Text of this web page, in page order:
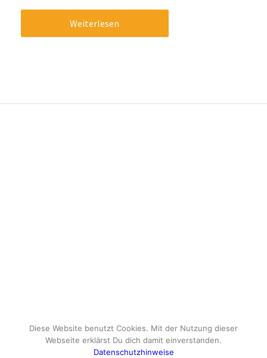
Weiterlesen
Diese Website benutzt Cookies. Mit der Nutzung dieser
Webseite erklärst Du dich damit einverstanden.
Datenschutzhinweise